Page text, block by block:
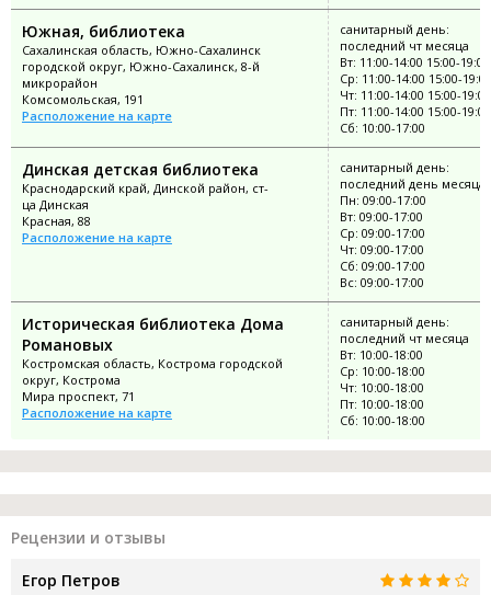
Южная, библиотека
Сахалинская область, Южно-Сахалинск
городской округ, Южно-Сахалинск, 8-й
микрорайон
Комсомольская, 191
Расположение на карте
санитарный день:
последний чт месяца
Вт: 11:00-14:00 15:00-19:00
Ср: 11:00-14:00 15:00-19:00
Чт: 11:00-14:00 15:00-19:00
Пт: 11:00-14:00 15:00-19:00
Сб: 10:00-17:00
Динская детская библиотека
Краснодарский край, Динской район, ст-
ца Динская
Красная, 88
Расположение на карте
санитарный день:
последний день месяца
Пн: 09:00-17:00
Вт: 09:00-17:00
Ср: 09:00-17:00
Чт: 09:00-17:00
Сб: 09:00-17:00
Вс: 09:00-17:00
Историческая библиотека Дома
Романовых
Костромская область, Кострома городской
округ, Кострома
Мира проспект, 71
Расположение на карте
санитарный день:
последний чт месяца
Вт: 10:00-18:00
Ср: 10:00-18:00
Чт: 10:00-18:00
Пт: 10:00-18:00
Сб: 10:00-18:00
Рецензии и отзывы
Егор Петров